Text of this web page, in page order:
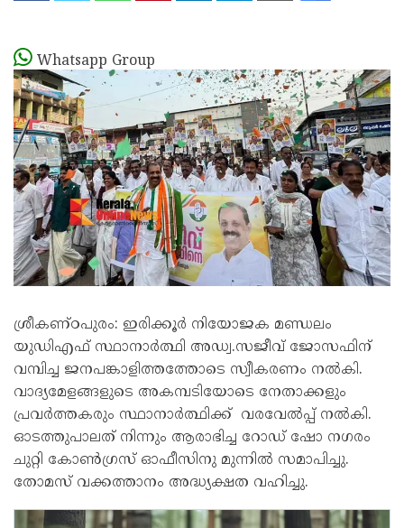
Whatsapp Group
ശ്രീകണ്ഠപുരം: ഇരിക്കൂർ നിയോജക മണ്ഡലം
യുഡിഎഫ് സ്ഥാനാർത്ഥി അഡ്വ.സജീവ് ജോസഫിന്
വമ്പിച്ച ജനപങ്കാളിത്തത്തോടെ സ്വീകരണം നൽകി.
വാദ്യമേളങ്ങളുടെ അകമ്പടിയോടെ നേതാക്കളും
പ്രവർത്തകരും സ്ഥാനാർത്ഥിക്ക് വരവേൽപ്പ് നൽകി.
ഓടത്തുപാലത് നിന്നും ആരാഭിച്ച റോഡ് ഷോ നഗരം
ചുറ്റി കോൺഗ്രസ്‌ ഓഫീസിനു മുന്നിൽ സമാപിച്ചു.
തോമസ് വക്കത്താനം അദ്ധ്യക്ഷത വഹിച്ചു.